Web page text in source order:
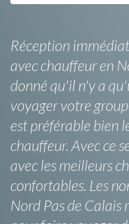
Réception
avec chauffeur en
donné qu'il n'y a
voyager votre
est préférable bien
chauffeur. Avec ce
avec les meilleurs
confortables. Les
Nord Pas de Calais